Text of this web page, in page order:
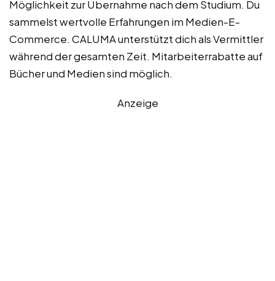
Möglichkeit zur Übernahme nach dem Studium. Du
sammelst wertvolle Erfahrungen im Medien-E-
Commerce. CALUMA unterstützt dich als Vermittler
während der gesamten Zeit. Mitarbeiterrabatte auf
Bücher und Medien sind möglich.
Anzeige